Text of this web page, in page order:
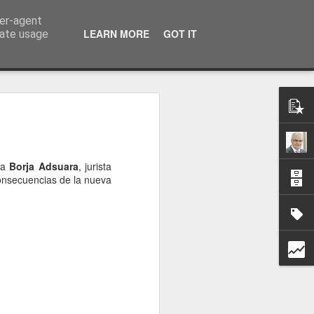
Borja Adsuara, jurista
de la nueva
agent
usage
LEARN MORE GOT IT